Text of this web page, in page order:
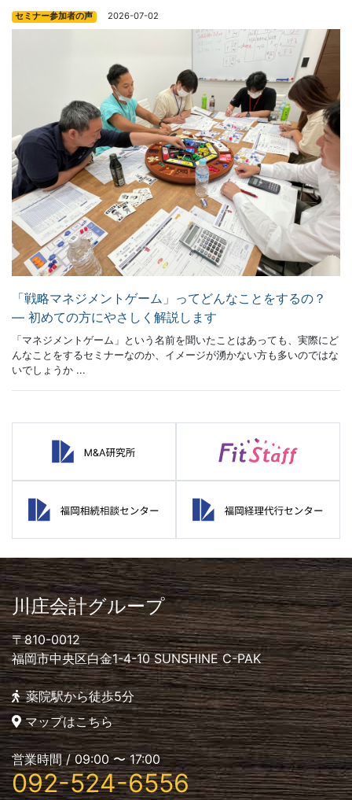
セミナー参加者の声 2026-07-02
「戦略マネジメントゲーム」ってどんなことをするの？
― 初めての方にやさしく解説します
「マネジメントゲーム」という名前を聞いたことはあっても、実際にど
んなことをするセミナーなのか、イメージが湧かない方も多いのではな
いでしょうか ...
川庄会計グループ
〒810-0012
福岡市中央区白金1-4-10 SUNSHINE C-PAK
薬院駅から徒歩5分
マップはこちら
営業時間 / 09:00 〜 17:00
092-524-6556